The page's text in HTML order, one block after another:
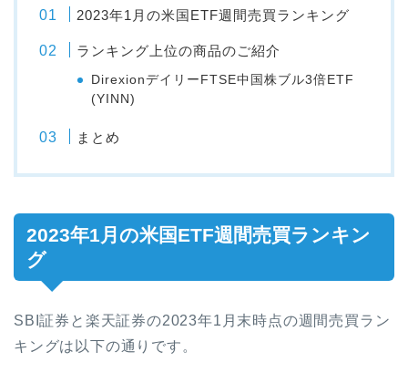
2023年1月の米国ETF週間売買ランキング
ランキング上位の商品のご紹介
DirexionデイリーFTSE中国株ブル3倍ETF
(YINN)
まとめ
2023年1月の米国ETF週間売買ランキン
グ
SBI証券と楽天証券の2023年1月末時点の週間売買ラン
キングは以下の通りです。